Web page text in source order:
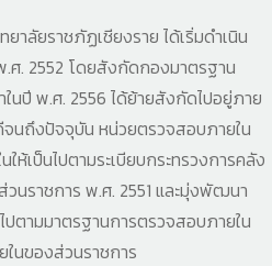
ลัยราชภัฏเชียงราย ได้เริ่มดำเนิน
ศ. 2552 โดยสังกัดกองมาตรฐาน
นปี พ.ศ. 2556 ได้ย้ายสังกัดไปอยู่ภาย
นถึงปัจจุบัน หน่วยตรวจสอบภายใน
เป็นไปตามระเบียบกระทรวงการคลัง
นราชการ พ.ศ. 2551 และมุ่งพัฒนา
ปตามมาตรฐานการตรวจสอบภายใน
นของส่วนราชการ